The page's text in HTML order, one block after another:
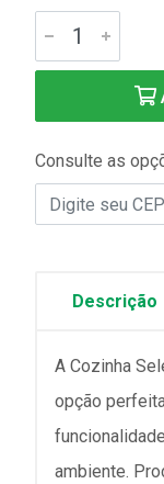
Consulte as
Descrição
A Cozinha
opção
ambiente.